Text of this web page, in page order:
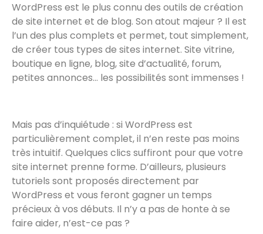
WordPress est le plus connu des outils de création
de site internet et de blog. Son atout majeur ? Il est
l’un des plus complets et permet, tout simplement,
de créer tous types de sites internet. Site vitrine,
boutique en ligne, blog, site d’actualité, forum,
petites annonces… les possibilités sont immenses !
Mais pas d’inquiétude : si WordPress est
particulièrement complet, il n’en reste pas moins
très intuitif. Quelques clics suffiront pour que votre
site internet prenne forme. D’ailleurs, plusieurs
tutoriels sont proposés directement par
WordPress et vous feront gagner un temps
précieux à vos débuts. Il n’y a pas de honte à se
faire aider, n’est-ce pas ?